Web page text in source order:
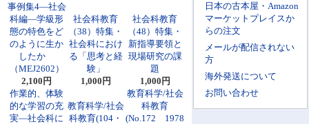
日本の古本屋・Amazon
マーケットプレイスか
らの注文
メールが配信されない
方
海外発送について
お問い合わせ
事例集4―社会
科編―学級形
態の特色をど
のように生か
したか
（MEJ2602）
2,100円
社会科教育
（38）特集・
社会科におけ
る「思考と経
験」
1,000円
社会科教育
（48）特集・
新指導要領と
現場研究の課
題
1,000円
作業的、体験
的な学習の充
実―社会科に
教育科学/社会
科教育(104・
教育科学/社会
科教育
(No.172 1978